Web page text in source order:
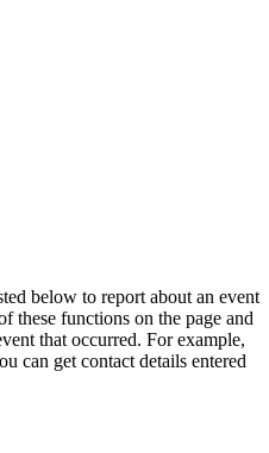
below to report about an event
these functions on the page and
that occurred. For example,
can get contact details entered